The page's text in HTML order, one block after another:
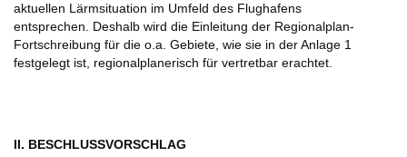
aktuellen Lärmsituation im Umfeld des Flughafens
entsprechen. Deshalb wird die Einleitung der Regionalplan-
Fortschreibung für die o.a. Gebiete, wie sie in der Anlage 1
festgelegt ist, regionalplanerisch für vertretbar erachtet.
II. BESCHLUSSVORSCHLAG